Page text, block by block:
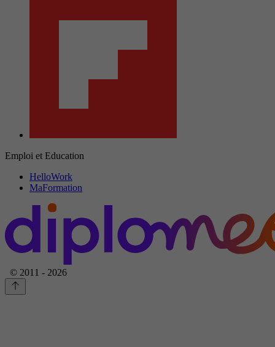
Emploi et Education
HelloWork
MaFormation
© 2011 - 2026